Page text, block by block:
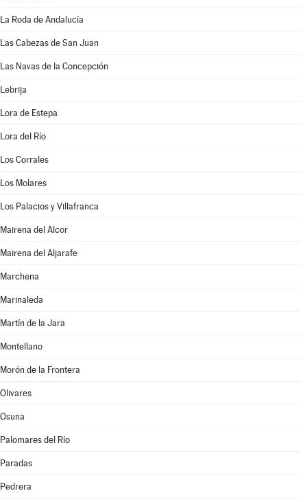
La Roda de Andalucía
Las Cabezas de San Juan
Las Navas de la Concepción
Lebrija
Lora de Estepa
Lora del Río
Los Corrales
Los Molares
Los Palacios y Villafranca
Mairena del Alcor
Mairena del Aljarafe
Marchena
Marinaleda
Martín de la Jara
Montellano
Morón de la Frontera
Olivares
Osuna
Palomares del Río
Paradas
Pedrera